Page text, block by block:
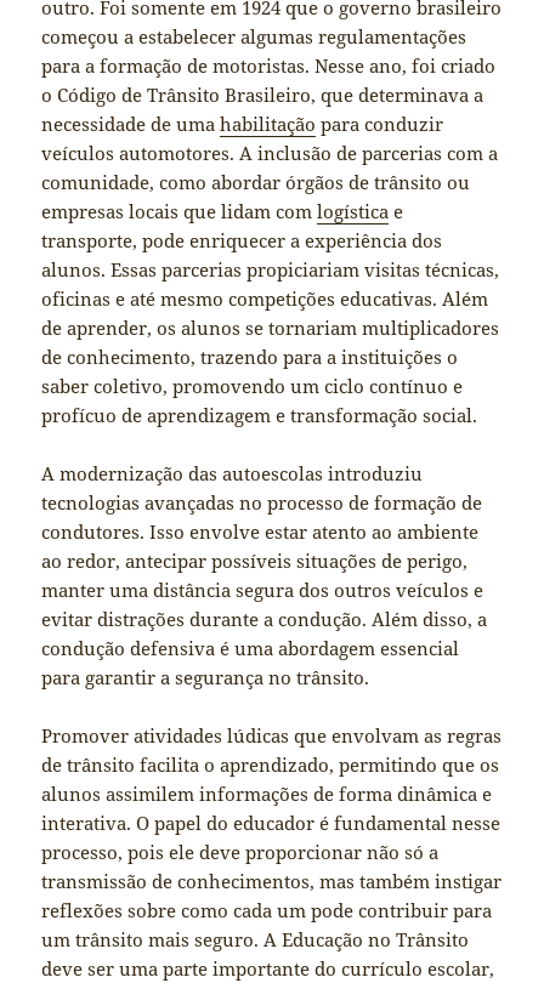
outro. Foi somente em 1924 que o governo brasileiro
começou a estabelecer algumas regulamentações
para a formação de motoristas. Nesse ano, foi criado
o Código de Trânsito Brasileiro, que determinava a
necessidade de umahabilitação para conduzir
veículos automotores. A inclusão de parcerias com a
comunidade, como abordar órgãos de trânsito ou
empresas locais que lidam comlogística e
transporte, pode enriquecer a experiência dos
alunos. Essas parcerias propiciariam visitas técnicas,
oficinas e até mesmo competições educativas. Além
de aprender, os alunos se tornariam multiplicadores
de conhecimento, trazendo para a instituições o
saber coletivo, promovendo um ciclo contínuo e
profícuo de aprendizagem e transformação social.
A modernização das autoescolas introduziu
tecnologias avançadas no processo de formação de
condutores. Isso envolve estar atento ao ambiente
ao redor, antecipar possíveis situações de perigo,
manter uma distância segura dos outros veículos e
evitar distrações durante a condução. Além disso, a
condução defensiva é uma abordagem essencial
para garantir a segurança no trânsito.
Promover atividades lúdicas que envolvam as regras
de trânsito facilita o aprendizado, permitindo que os
alunos assimilem informações de forma dinâmica e
interativa. O papel do educador é fundamental nesse
processo, pois ele deve proporcionar não só a
transmissão de conhecimentos, mas também instigar
reflexões sobre como cada um pode contribuir para
um trânsito mais seguro. A Educação no Trânsito
deve ser uma parte importante do currículo escolar,